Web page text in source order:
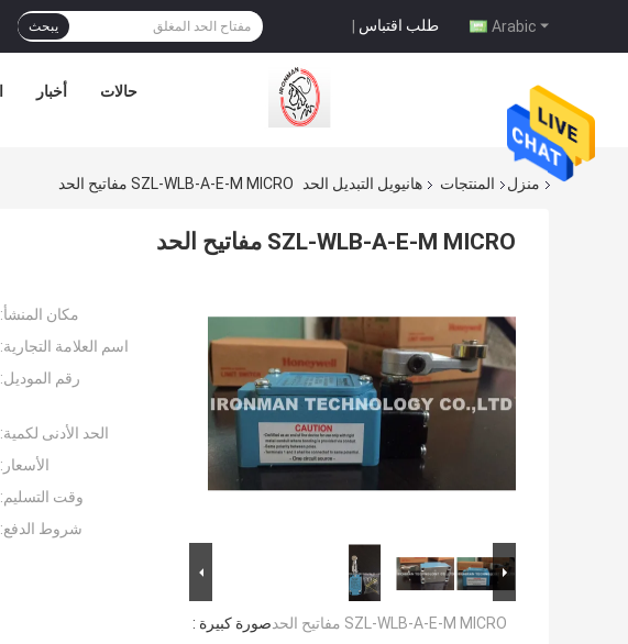
Arabic طلب اقتباس | يبحث
أخبار حالات
منزل المنتجات هانيويل التبديل الحد SZL-WLB-A-E-M MICRO مفاتيح الحد
SZL-WLB-A-E-M MICRO مفاتيح الحد
صورة كبيرة : SZL-WLB-A-E-M MICRO مفاتيح الحد
مكان المنشأ:
اسم العلامة التجارية:
رقم الموديل:
الحد الأدنى لكمية:
الأسعار:
وقت التسليم:
شروط الدفع: